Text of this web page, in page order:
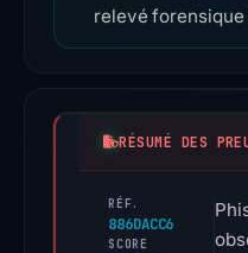
relevé forensique
RÉSUMÉ DES
RÉF.
886DACC6
SCORE